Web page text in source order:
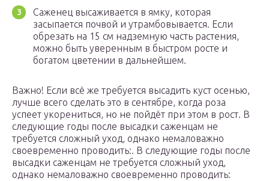
Саженец высаживается в ямку, которая
засыпается почвой и утрамбовывается. Если
обрезать на 15 см надземную часть растения,
можно быть уверенным в быстром росте и
богатом цветении в дальнейшем.
Важно! Если всё же требуется высадить куст осенью,
лучше всего сделать это в сентябре, когда роза
успеет укорениться, но не пойдёт при этом в рост. В
следующие годы после высадки саженцам не
требуется сложный уход, однако немаловажно
своевременно проводить:. В следующие годы после
высадки саженцам не требуется сложный уход,
однако немаловажно своевременно проводить: